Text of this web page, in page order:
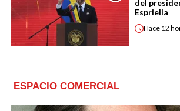
del
Espriella
Hace 12